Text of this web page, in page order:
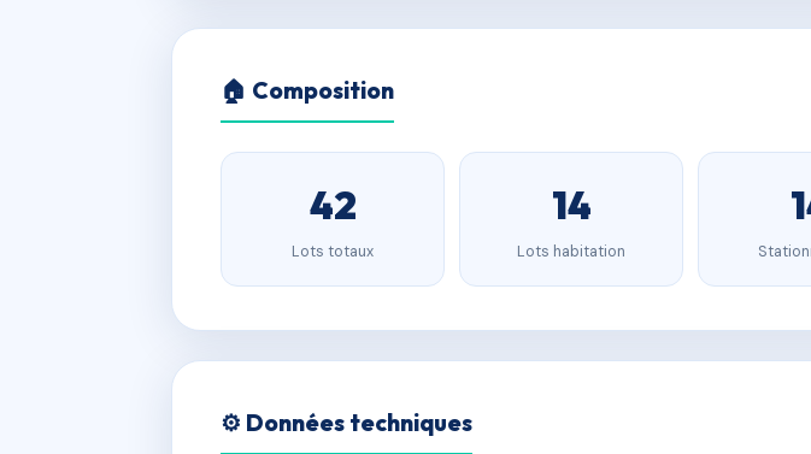
🏠 Composition
42
Lots totaux
14
Lots habitation
⚙️ Données techniques